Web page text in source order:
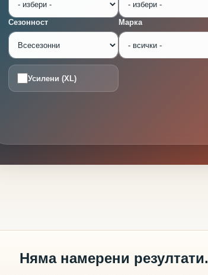
Сезонност Марка
Усилени (XL)
Няма намерени резултати.